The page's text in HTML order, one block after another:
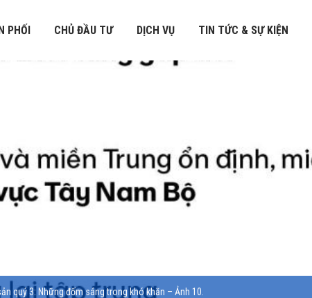
PHỐI CHỦ ĐẦU TƯ DỊCH VỤ TIN TỨC & SỰ KIỆN
quý 3: Những đốm sáng trong khó khăn – Ảnh 10.